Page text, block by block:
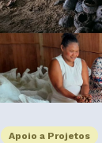
Apoio a Projetos